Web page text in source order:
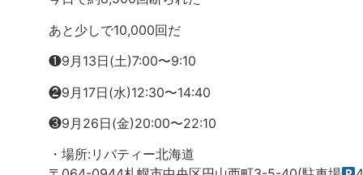
あと少しで10,000回だ
❶9月13日(土)7:00〜9:10
❷9月17日(水)12:30〜14:40
❸9月26日(金)20:00〜22:10
・場所:リバティー北海道